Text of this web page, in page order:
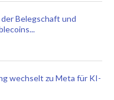
Belegschaft und
wechselt zu Meta für KI-